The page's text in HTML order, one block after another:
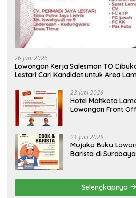
26 Juni 2026
Lowongan Kerja Salesman TO
Lestari Cari Kandidat untuk Area
23 Juni 2026
Hotel Mahkota
Lowongan Front
21 Juni 2026
Mojako Buka
Barista di
Selengkapnya